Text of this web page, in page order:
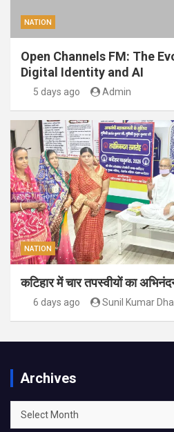
NATION
Open Channels FM: The
Digital Identity and AI
5 days ago Admin
NATION
कटिहार में चार तपस्वीयों का
6 days ago Sunil Kumar
Archives
Archives